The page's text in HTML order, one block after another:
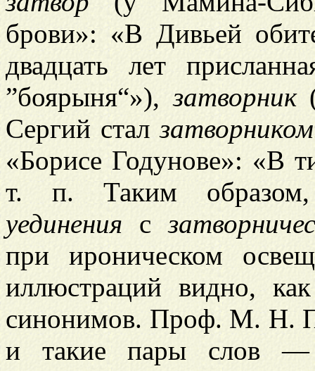
брови»: «В Дивьей
двадцать лет
”боярыня“»),затворник
Сергий сталзатворником
«Борисе Годунове»: «В
т. п. Таким образом,
уединения с
при ироническом
иллюстраций видно,
синонимов. Проф. М. Н.
и такие пары слов